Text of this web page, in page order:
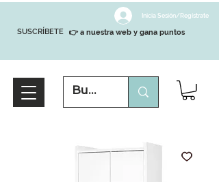
SUSCRÍBETE
Inicia Sesión/Regístrate
👉 a nuestra web y gana puntos